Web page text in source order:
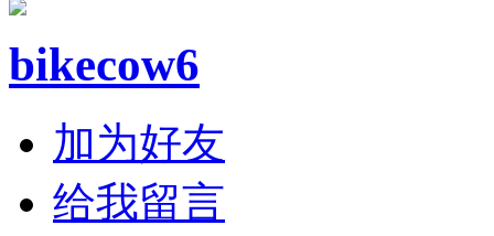
bikecow6
加为好友
给我留言